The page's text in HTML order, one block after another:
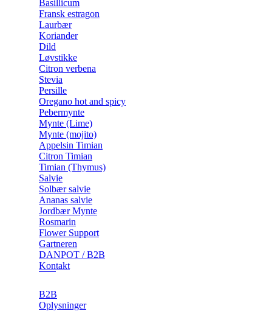
Basillicum
Fransk estragon
Laurbær
Koriander
Dild
Løvstikke
Citron verbena
Stevia
Persille
Oregano hot and spicy
Pebermynte
Mynte (Lime)
Mynte (mojito)
Appelsin Timian
Citron Timian
Timian (Thymus)
Salvie
Solbær salvie
Ananas salvie
Jordbær Mynte
Rosmarin
Flower Support
Gartneren
DANPOT / B2B
Kontakt
B2B
Oplysninger